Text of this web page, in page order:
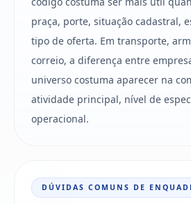
praça, porte, situação cadastral,
tipo de oferta. Em transporte,
correio, a diferença entre
universo costuma aparecer na
atividade principal, nível de
operacional.
DÚVIDAS COMUNS DE